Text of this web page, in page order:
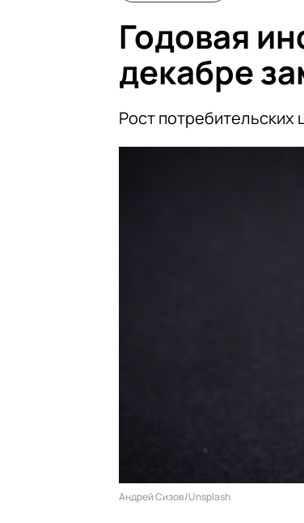
Годовая
декабре
Рост
Андрей Сизов/Unsplash